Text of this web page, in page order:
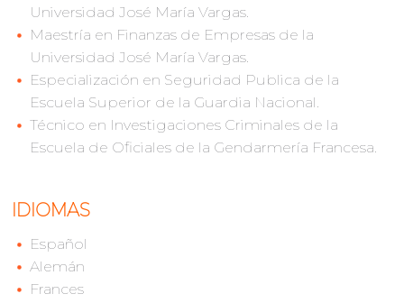
Universidad José María Vargas.
Maestría en Finanzas de Empresas de la
Universidad José María Vargas.
Especialización en Seguridad Publica de la
Escuela Superior de la Guardia Nacional.
Técnico en Investigaciones Criminales de la
Escuela de Oficiales de la Gendarmería Francesa.
IDIOMAS
Español
Alemán
Frances